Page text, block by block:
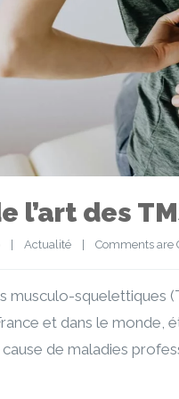
l’art des
| Actualité | Comments are
musculo-squelettiques
et dans le monde,
de maladies